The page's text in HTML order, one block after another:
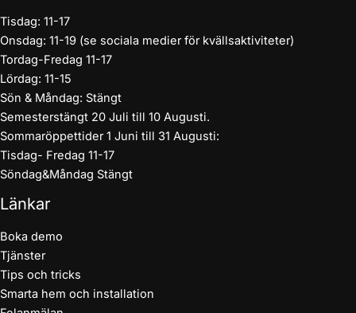
Tisdag: 11-17
Onsdag: 11-19 (se sociala medier för kvällsaktiviteter)
Tordag-Fredag 11-17
Lördag: 11-15
Sön & Måndag: Stängt
Semesterstängt 20 Juli till 10 Augusti.
Sommaröppettider 1 Juni till 31 Augusti:
Tisdag- Fredag 11-17
Söndag&Måndag Stängt
Länkar
Boka demo
Tjänster
Tips och tricks
Smarta hem och installation